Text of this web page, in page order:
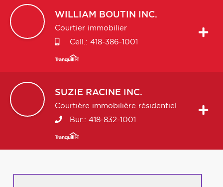
WILLIAM BOUTIN INC.
Courtier immobilier
Cell.: 418-386-1001
SUZIE RACINE INC.
Courtière immobilière résidentiel
Bur.: 418-832-1001